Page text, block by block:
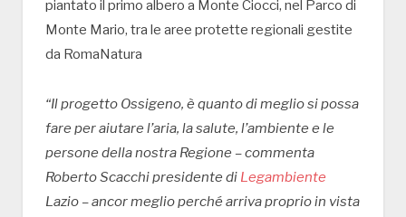
piantato il primo albero a Monte Ciocci, nel Parco di
Monte Mario, tra le aree protette regionali gestite
da RomaNatura
“Il progetto Ossigeno, è quanto di meglio si possa
fare per aiutare l’aria, la salute, l’ambiente e le
persone della nostra Regione – commenta
Roberto Scacchi presidente di Legambiente
Lazio – ancor meglio perché arriva proprio in vista